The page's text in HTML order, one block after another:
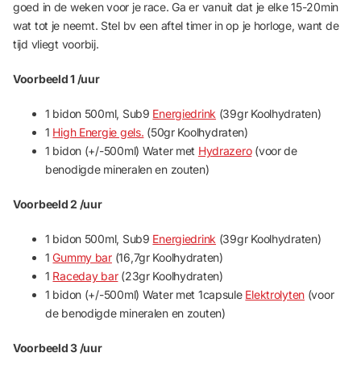
goed in de weken voor je race. Ga er vanuit dat je elke 15-20min
wat tot je neemt. Stel bv een aftel timer in op je horloge, want de
tijd vliegt voorbij.
Voorbeeld 1 /uur
1 bidon 500ml, Sub9 Energiedrink (39gr Koolhydraten)
1 High Energie gels. (50gr Koolhydraten)
1 bidon (+/-500ml) Water met Hydrazero(voor de
benodigde mineralen en zouten)
Voorbeeld 2 /uur
1 bidon 500ml, Sub9 Energiedrink (39gr Koolhydraten)
1Gummy bar(16,7gr Koolhydraten)
1 Raceday bar(23gr Koolhydraten)
1 bidon (+/-500ml) Water met 1capsule Elektrolyten (voor
de benodigde mineralen en zouten)
Voorbeeld 3 /uur